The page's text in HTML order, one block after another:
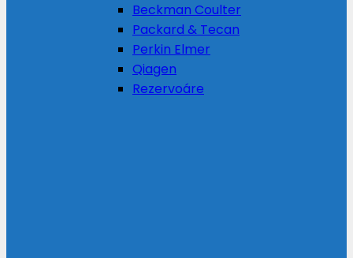
Beckman Coulter
Packard & Tecan
Perkin Elmer
Qiagen
Rezervoáre